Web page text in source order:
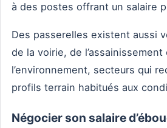
à des postes offrant un salaire
Des passerelles existent aussi
de la voirie, de l’assainissement
l’environnement, secteurs qui
profils terrain habitués aux
Négocier son salaire